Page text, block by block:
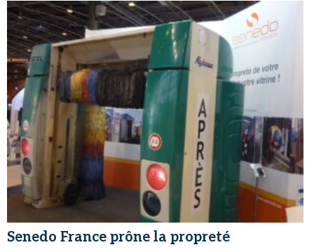
Senedo France prône la propreté